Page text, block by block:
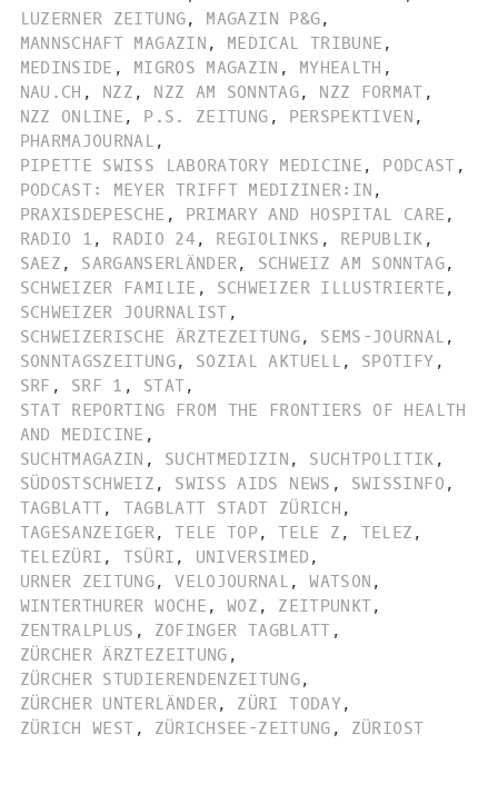
LUZERNER ZEITUNG, MAGAZIN P&G,
MANNSCHAFT MAGAZIN , MEDICAL TRIBUNE ,
MEDINSIDE , MIGROS MAGAZIN , MYHEALTH ,
NAU.CH , NZZ , NZZ AM SONNTAG, NZZ FORMAT ,
NZZ ONLINE , P.S. ZEITUNG , PERSPEKTIVEN ,
PHARMAJOURNAL ,
PIPETTE SWISS LABORATORY MEDICINE , PODCAST ,
PODCAST: MEYER TRIFFT MEDIZINER:IN ,
PRAXISDEPESCHE , PRIMARY AND HOSPITAL CARE ,
RADIO 1 , RADIO 24, REGIOLINKS , REPUBLIK ,
SAEZ , SARGANSERLÄNDER, SCHWEIZ AM SONNTAG,
SCHWEIZER FAMILIE , SCHWEIZER ILLUSTRIERTE ,
SCHWEIZER JOURNALIST ,
SCHWEIZERISCHE ÄRZTEZEITUNG, SEMS-JOURNAL ,
SONNTAGSZEITUNG, SOZIAL AKTUELL , SPOTIFY ,
SRF , SRF 1 , STAT,
STAT REPORTING FROM THE FRONTIERS OF HEALTH
AND MEDICINE ,
SUCHTMAGAZIN , SUCHTMEDIZIN , SUCHTPOLITIK ,
SÜDOSTSCHWEIZ , SWISS AIDS NEWS , SWISSINFO ,
TAGBLATT, TAGBLATT STADT ZÜRICH ,
TAGESANZEIGER, TELE TOP, TELE Z , TELEZ ,
TELEZÜRI , TSÜRI , UNIVERSIMED ,
URNER ZEITUNG, VELOJOURNAL , WATSON ,
WINTERTHURER WOCHE , WOZ , ZEITPUNKT,
ZENTRALPLUS , ZOFINGER TAGBLATT ,
ZÜRCHER ÄRZTEZEITUNG ,
ZÜRCHER STUDIERENDENZEITUNG,
ZÜRCHER UNTERLÄNDER, ZÜRI TODAY,
ZÜRICH WEST , ZÜRICHSEE-ZEITUNG , ZÜRIOST